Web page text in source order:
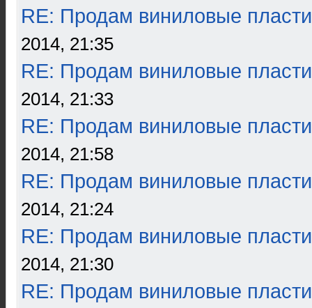
RE: Продам виниловые
2014, 21:35
RE: Продам виниловые
2014, 21:33
RE: Продам виниловые
2014, 21:58
RE: Продам виниловые
2014, 21:24
RE: Продам виниловые
2014, 21:30
RE: Продам виниловые